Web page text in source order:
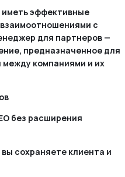
эффективные
с
для партнеров —
предназначенное для
компаниями и их
без расширения
сохраняете клиента и